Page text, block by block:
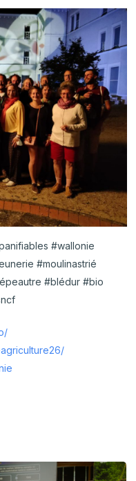
#wallonie
#moulinastrié
#blédur #bio